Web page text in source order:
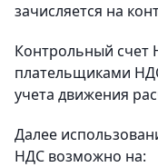
зачисляется на
Контрольный счет
плательщиками
учета движения
Далее
НДС возможно на: